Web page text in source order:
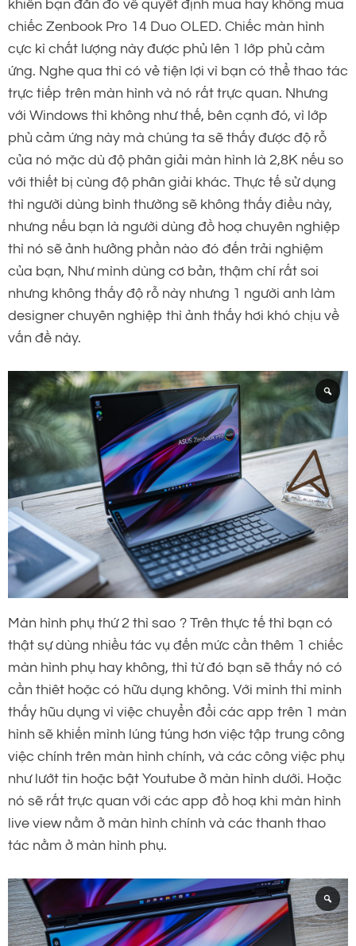
khiến bạn đắn đo về quyết định mua hay không mua
chiếc Zenbook Pro 14 Duo OLED. Chiếc màn hình
cực kì chất lượng này được phủ lên 1 lớp phủ cảm
ứng. Nghe qua thì có vẻ tiện lợi vì bạn có thể thao tác
trực tiếp trên màn hình và nó rất trực quan. Nhưng
với Windows thì không như thế, bên cạnh đó, vì lớp
phủ cảm ứng này mà chúng ta sẽ thấy được độ rỗ
của nó mặc dù độ phân giải màn hình là 2,8K nếu so
với thiết bị cùng độ phân giải khác. Thực tế sử dụng
thì người dùng bình thường sẽ không thấy điều này,
nhưng nếu bạn là người dùng đồ hoạ chuyên nghiệp
thì nó sẽ ảnh hưởng phần nào đó đến trải nghiệm
của bạn, Như mình dùng cơ bản, thậm chí rất soi
nhưng không thấy độ rỗ này nhưng 1 người anh làm
designer chuyên nghiệp thì ảnh thấy hơi khó chịu về
vấn đề này.
Màn hình phụ thứ 2 thì sao ? Trên thực tế thì bạn có
thật sự dùng nhiều tác vụ đến mức cần thêm 1 chiếc
màn hình phụ hay không, thì từ đó bạn sẽ thấy nó có
cần thiêt hoặc có hữu dụng không. Với mình thì mình
thấy hũu dụng vì việc chuyển đổi các app trên 1 màn
hình sẽ khiến mình lúng túng hơn việc tập trung công
việc chính trên màn hình chính, và các công việc phụ
như lướt tin hoặc bật Youtube ở màn hình dưới. Hoặc
nó sẽ rất trực quan với các app đồ hoạ khi màn hình
live view nằm ở màn hình chính và các thanh thao
tác nằm ở màn hình phụ.